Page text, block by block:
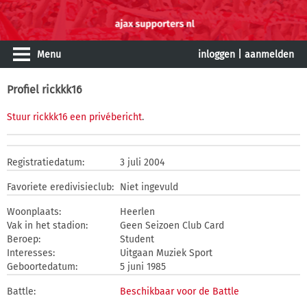
Menu inloggen aanmelden
Profiel rickkk16
Stuur rickkk16 een privébericht.
Registratiedatum: 3 juli 2004
Favoriete eredivisieclub: Niet ingevuld
Woonplaats:
Heerlen
Vak in het stadion:
Geen Seizoen Club Card
Beroep:
Student
Interesses:
Uitgaan Muziek Sport
Geboortedatum:
5 juni 1985
Battle: Beschikbaar voor de Battle